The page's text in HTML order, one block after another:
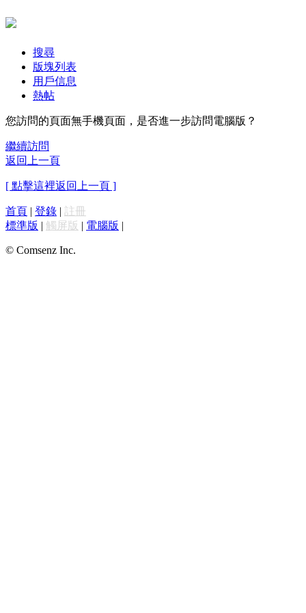
搜尋
版塊列表
用戶信息
熱帖
您訪問的頁面無手機頁面，是否進一步訪問電腦版？
繼續訪問
返回上一頁
[ 點擊這裡返回上一頁 ]
首頁 | 登錄 | 註冊
標準版 | 觸屏版 | 電腦版 |
© Comsenz Inc.